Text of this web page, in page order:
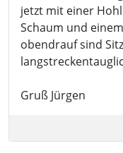
jetzt mit einer
Schaum und
obendrauf sind
Gruß Jürgen